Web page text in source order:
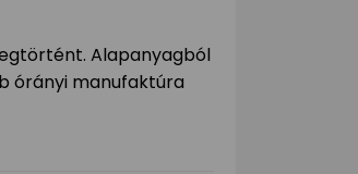
Alapanyagból
órányi manufaktúra